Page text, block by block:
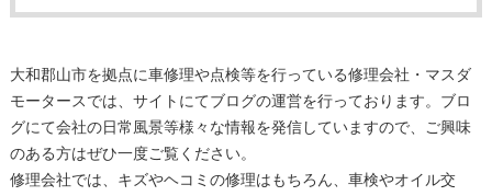
大和郡山市を拠点に車修理や点検等を行っている修理会社・マスダ
モータースでは、サイトにてブログの運営を行っております。ブロ
グにて会社の日常風景等様々な情報を発信していますので、ご興味
のある方はぜひ一度ご覧ください。
修理会社では、キズやヘコミの修理はもちろん、車検やオイル交